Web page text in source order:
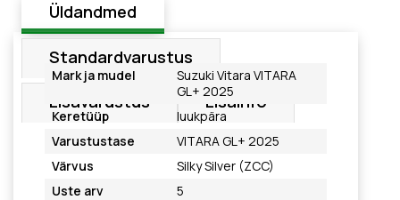
Üldandmed
Standardvarustus
Lisavarustus Lisainfo
Mark ja mudel
Suzuki Vitara VITARA
GL+ 2025
Keretüüp
luukpära
Varustustase
VITARA GL+ 2025
Värvus
Silky Silver (ZCC)
Uste arv
5